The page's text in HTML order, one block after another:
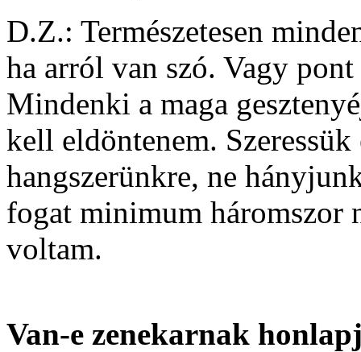
D.Z.: Természetesen
ha arról van szó. Vagy
Mindenki a maga
kell eldöntenem.
hangszerünkre, ne
fogat minimum háromszor
voltam.
Van-e zenekarnak